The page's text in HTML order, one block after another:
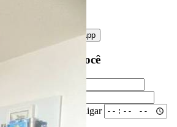
whatsapp
Ligamos para você
Melhor horário para ligar